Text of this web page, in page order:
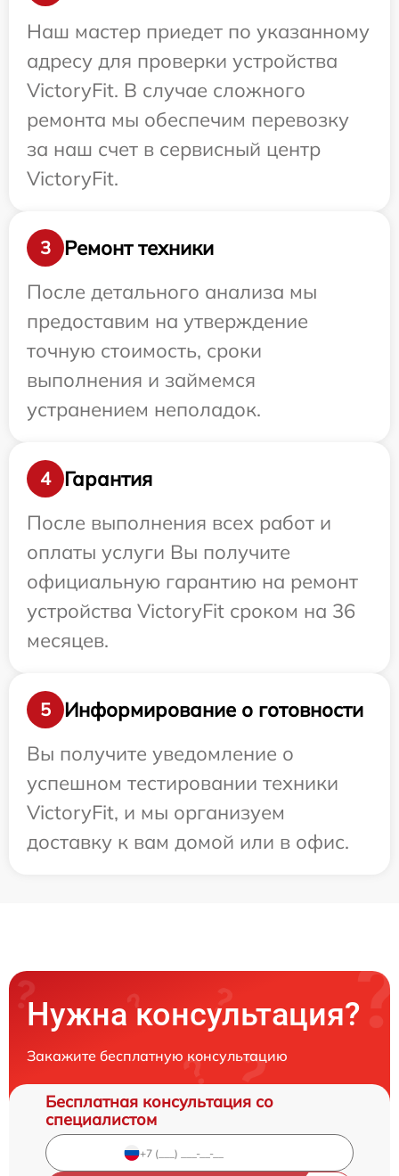
Наш мастер приедет по указанному
адресу для проверки устройства
VictoryFit. В случае сложного
ремонта мы обеспечим перевозку
за наш счет в сервисный центр
VictoryFit.
3
Ремонт техники
После детального анализа мы
предоставим на утверждение
точную стоимость, сроки
выполнения и займемся
устранением неполадок.
4
Гарантия
После выполнения всех работ и
оплаты услуги Вы получите
официальную гарантию на ремонт
устройства VictoryFit сроком на 36
месяцев.
5
Информирование о готовности
Вы получите уведомление о
успешном тестировании техники
VictoryFit, и мы организуем
доставку к вам домой или в офис.
Нужна консультация?
Закажите бесплатную консультацию
Бесплатная консультация со
специалистом